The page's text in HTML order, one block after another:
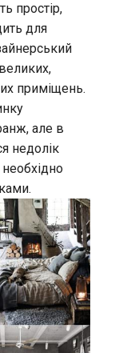
простір,
для
приміщень.
але в
недолік